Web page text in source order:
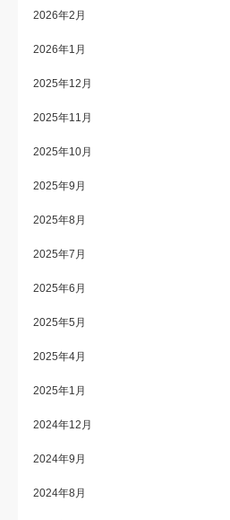
2026年2月
2026年1月
2025年12月
2025年11月
2025年10月
2025年9月
2025年8月
2025年7月
2025年6月
2025年5月
2025年4月
2025年1月
2024年12月
2024年9月
2024年8月